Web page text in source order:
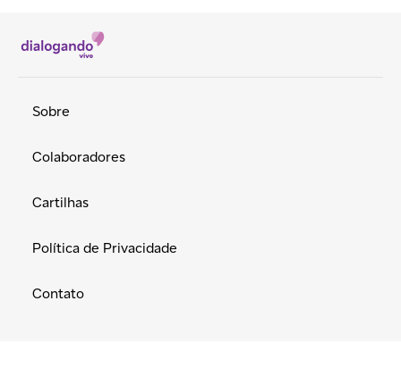
Sobre
Colaboradores
Cartilhas
Política de Privacidade
Contato